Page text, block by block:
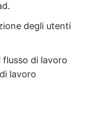
degli utenti
di lavoro
lavoro